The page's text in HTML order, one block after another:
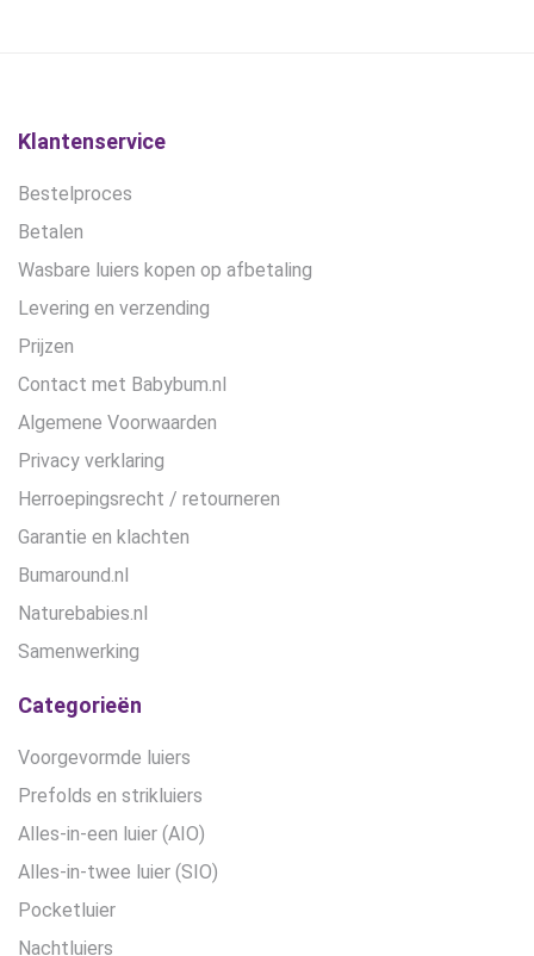
Klantenservice
Bestelproces
Betalen
Wasbare luiers kopen op afbetaling
Levering en verzending
Prijzen
Contact met Babybum.nl
Algemene Voorwaarden
Privacy verklaring
Herroepingsrecht / retourneren
Garantie en klachten
Bumaround.nl
Naturebabies.nl
Samenwerking
Categorieën
Voorgevormde luiers
Prefolds en strikluiers
Alles-in-een luier (AIO)
Alles-in-twee luier (SIO)
Pocketluier
Nachtluiers